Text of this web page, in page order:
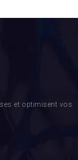
et optimisent vos